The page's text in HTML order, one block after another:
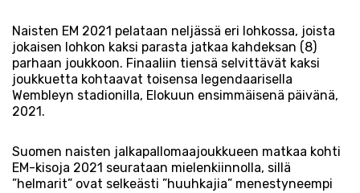
Naisten EM 2021 pelataan neljässä eri lohkossa, joista
jokaisen lohkon kaksi parasta jatkaa kahdeksan (8)
parhaan joukkoon. Finaaliin tiensä selvittävät kaksi
joukkuetta kohtaavat toisensa legendaarisella
Wembleyn stadionilla, Elokuun ensimmäisenä päivänä,
2021.
Suomen naisten jalkapallomaajoukkueen matkaa kohti
EM-kisoja 2021 seurataan mielenkiinnolla, sillä
”helmarit” ovat selkeästi ”huuhkajia” menestyneempi